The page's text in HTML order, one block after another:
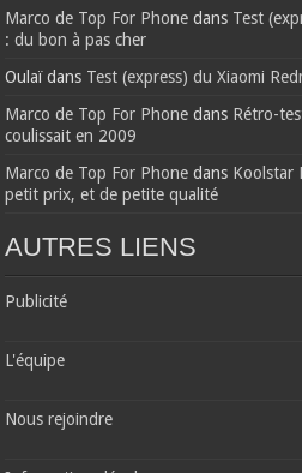
Marco de Top For Phone dans Test
: du bon à pas cher
Oulaïdans Test (express) du Xiaomi
Marco de Top For Phone dans Rétro-
coulissait en 2009
Marco de Top For Phone dans Koolstar
petit prix, et de petite qualité
AUTRES LIENS
Publicité
L'équipe
Nous rejoindre